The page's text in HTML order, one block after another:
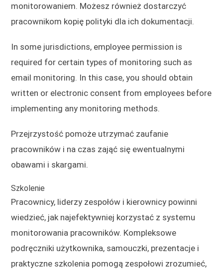
monitorowaniem. Możesz również dostarczyć
pracownikom kopię polityki dla ich dokumentacji.
In some jurisdictions, employee permission is
required for certain types of monitoring such as
email monitoring. In this case, you should obtain
written or electronic consent from employees before
implementing any monitoring methods.
Przejrzystość pomoże utrzymać zaufanie
pracowników i na czas zająć się ewentualnymi
obawami i skargami.
Szkolenie
Pracownicy, liderzy zespołów i kierownicy powinni
wiedzieć, jak najefektywniej korzystać z systemu
monitorowania pracowników. Kompleksowe
podręczniki użytkownika, samouczki, prezentacje i
praktyczne szkolenia pomogą zespołowi zrozumieć,